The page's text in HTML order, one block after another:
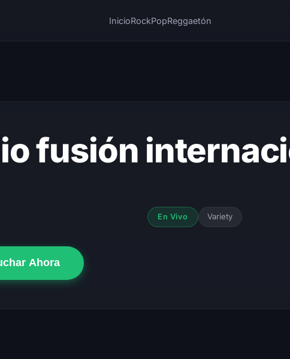
InicioRockPopReggaetón
fusión
En Vivo Variety
Ahora